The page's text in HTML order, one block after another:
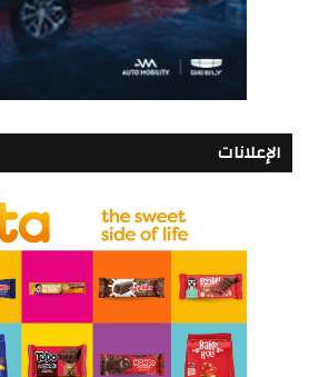
الإعلانات